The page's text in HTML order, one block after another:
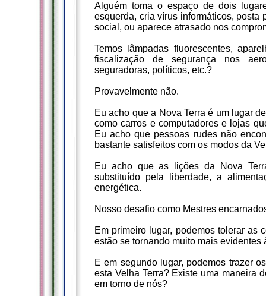
Alguém toma o espaço de dois
esquerda, cria vírus informáticos,
social, ou aparece atrasado nos
Temos lâmpadas fluorescentes,
fiscalização de segurança nos
seguradoras, políticos, etc.?
Provavelmente não.
Eu acho que a Nova Terra é um lugar
como carros e computadores e lojas
Eu acho que pessoas rudes não
bastante satisfeitos com os modos da
Eu acho que as lições da Nova
substituído pela liberdade, a
energética.
Nosso desafio como Mestres
Em primeiro lugar, podemos tolerar as
estão se tornando muito mais
E em segundo lugar, podemos trazer
esta Velha Terra? Existe uma maneira
em torno de nós?